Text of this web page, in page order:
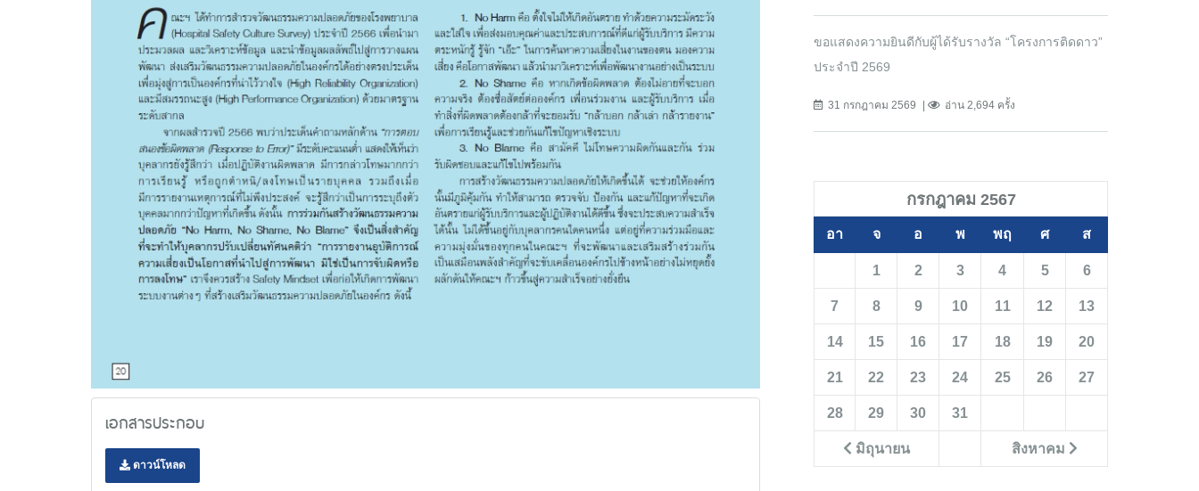
เอกสารประกอบ
ดาวน์โหลด
ขอแสดงความยินดีกับผู้ได้รับรางวัล “โครงการติดดาว”
ประจำปี 2569
31 กรกฎาคม 2569 อ่าน 2,694 ครั้ง
กรกฎาคม 2567
อา จ อ พ พฤ ศ ส
มิถุนายน สิงหาคม
1 2 3 4 5 6
7 8 9 10 11 12 13
14 15 16 17 18 19 20
21 22 23 24 25 26 27
28 29 30 31